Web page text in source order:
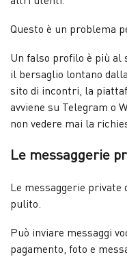
Questo è un problema
Un falso profilo è più al
il bersaglio lontano
sito di incontri, la
avviene su Telegram o
non vedere mai la
Le messaggerie
Le messaggerie
pulito.
Può inviare messaggi
pagamento, foto e